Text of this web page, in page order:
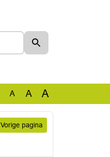
A A A
Vorige pagina